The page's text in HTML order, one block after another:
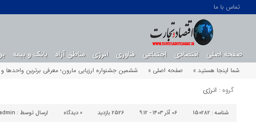
تماس با ما
صفحه اصلی اقتصادی اجتماعی فناوری انرژی مناطق آزاد بانک و بیمه
شما اینجا هستید »
صفحه اصلی » ششمین جشنواره ارزیابی مارون؛ معرفی برترین واحدها و
گروه : انرژی
شناسه : 150282 ۰۶ آذر ۱۴۰۳ - ۹:۱۲ 2526 بازدید 0 دیدگاه ارسال توسط :